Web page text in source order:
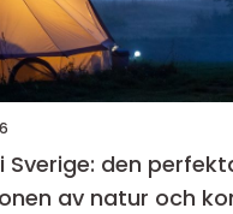
Sverige: den
av natur och